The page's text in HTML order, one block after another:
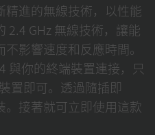
進的無線技術，以性能
2.4 GHz 無線技術，讓能
影響速度和反應時間。
與你的終端裝置連接，只
置即可。透過隨插即
。接著就可立即使用這款